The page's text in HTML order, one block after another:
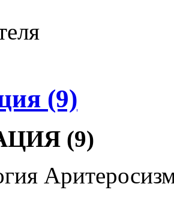
(9)
(9)